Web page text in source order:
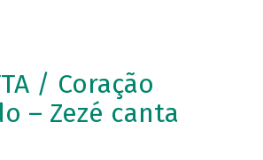
/ Coração
– Zezé canta